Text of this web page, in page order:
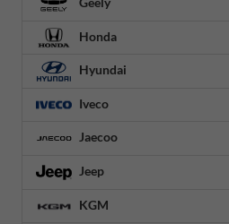
Honda
Hyundai
Iveco
Jaecoo
Jeep
KGM